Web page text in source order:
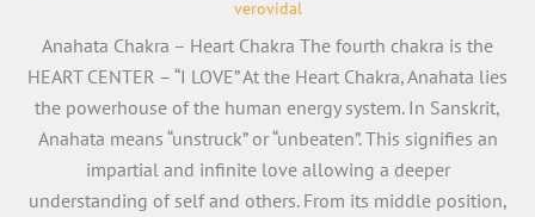
verovidal
Anahata Chakra – Heart Chakra The fourth chakra is the
HEART CENTER – “I LOVE” At the Heart Chakra, Anahata lies
the powerhouse of the human energy system. In Sanskrit,
Anahata means “unstruck” or “unbeaten”. This signifies an
impartial and infinite love allowing a deeper
understanding of self and others. From its middle position,